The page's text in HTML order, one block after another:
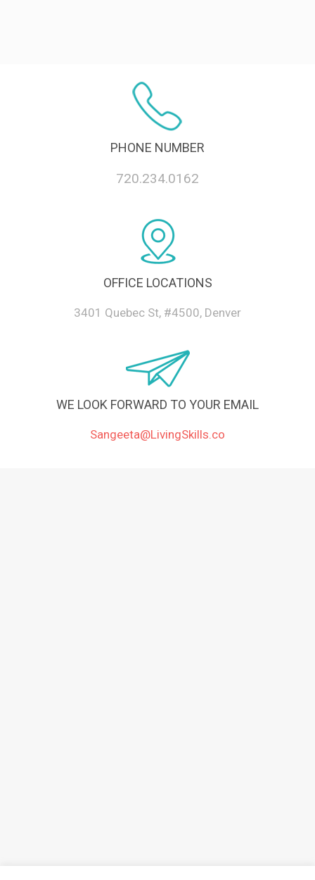
PHONE NUMBER
720.234.0162
OFFICE LOCATIONS
3401 Quebec St, #4500, Denver
WE LOOK FORWARD TO YOUR EMAIL
Sangeeta@LivingSkills.co